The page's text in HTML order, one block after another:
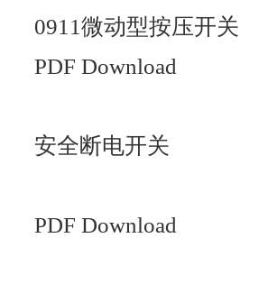
0911微动型按压开关
PDF Download
安全断电开关
PDF Download